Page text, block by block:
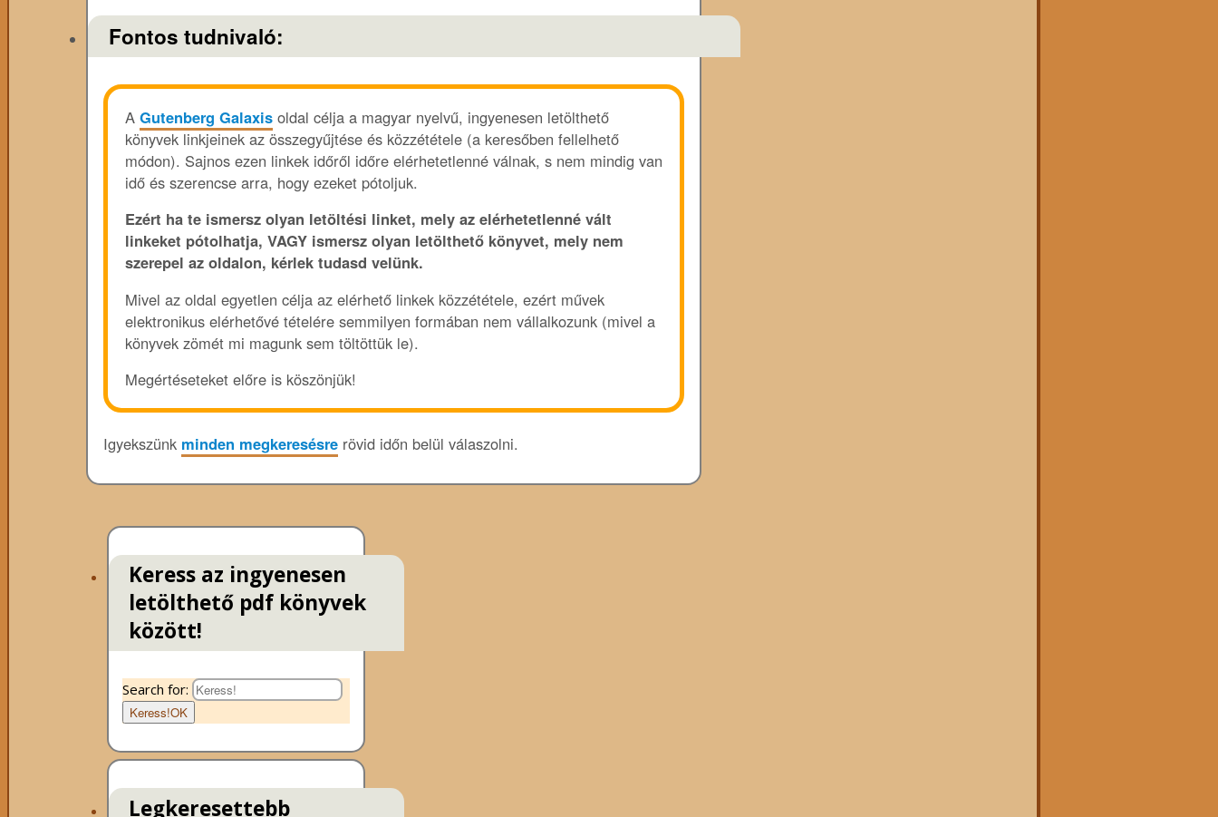
Fontos tudnivaló:
A Gutenberg Galaxisoldal célja a magyar nyelvű, ingyenesen letölthető
könyvek linkjeinek az összegyűjtése és közzététele (a keresőben fellelhető
módon). Sajnos ezen linkek időről időre elérhetetlenné válnak, s nem mindig van
idő és szerencse arra, hogy ezeket pótoljuk.
Ezért ha te ismersz olyan letöltési linket, mely az elérhetetlenné vált
linkeket pótolhatja, VAGY ismersz olyan letölthető könyvet, mely nem
szerepel az oldalon, kérlek tudasd velünk.
Mivel az oldal egyetlen célja az elérhető linkek közzététele, ezért művek
elektronikus elérhetővé tételére semmilyen formában nem vállalkozunk (mivel a
könyvek zömét mi magunk sem töltöttük le).
Megértéseteket előre is köszönjük!
Igyekszünk minden megkeresésrerövid időn belül válaszolni.
Keress az ingyenesen
letölthető pdf könyvek
között!
Search for:
Keress!OK
Legkeresettebb